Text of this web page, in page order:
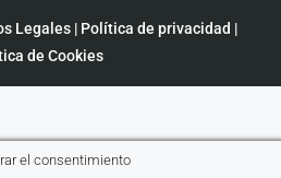
Legales| Política de privacidad |
de Cookies
el consentimiento